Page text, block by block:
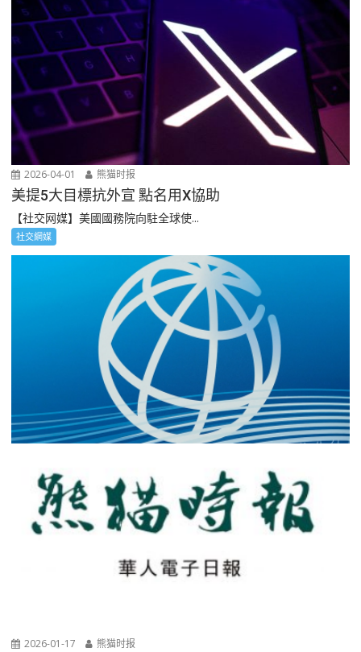
2026-04-01 熊猫时报
美提5大目標抗外宣 點名用X協助
【社交网媒】美國國務院向駐全球使...
社交網媒
2026-01-17 熊猫时报